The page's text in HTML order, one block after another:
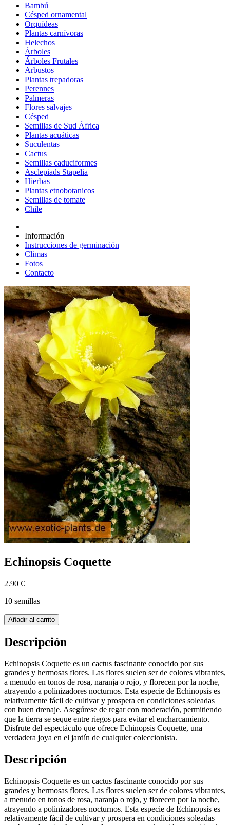
Bambú
Césped ornamental
Orquídeas
Plantas carnívoras
Helechos
Árboles
Árboles Frutales
Arbustos
Plantas trepadoras
Perennes
Palmeras
Flores salvajes
Césped
Semillas de Sud África
Plantas acuáticas
Suculentas
Cactus
Semillas caduciformes
Asclepiads Stapelia
Hierbas
Plantas etnobotanicos
Semillas de tomate
Chile
Información
Instrucciones de germinación
Climas
Fotos
Contacto
Echinopsis Coquette
2.90 €
10 semillas
Añadir al carrito
Descripción
Echinopsis Coquette es un cactus fascinante conocido por sus
grandes y hermosas flores. Las flores suelen ser de colores vibrantes,
a menudo en tonos de rosa, naranja o rojo, y florecen por la noche,
atrayendo a polinizadores nocturnos. Esta especie de Echinopsis es
relativamente fácil de cultivar y prospera en condiciones soleadas
con buen drenaje. Asegúrese de regar con moderación, permitiendo
que la tierra se seque entre riegos para evitar el encharcamiento.
Disfrute del espectáculo que ofrece Echinopsis Coquette, una
verdadera joya en el jardín de cualquier coleccionista.
Descripción
Echinopsis Coquette es un cactus fascinante conocido por sus
grandes y hermosas flores. Las flores suelen ser de colores vibrantes,
a menudo en tonos de rosa, naranja o rojo, y florecen por la noche,
atrayendo a polinizadores nocturnos. Esta especie de Echinopsis es
relativamente fácil de cultivar y prospera en condiciones soleadas